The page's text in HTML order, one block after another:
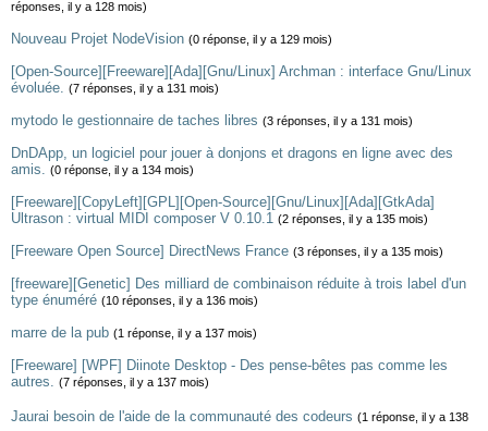
réponses, il y a 128 mois)
Nouveau Projet NodeVision (0 réponse, il y a 129 mois)
[Open-Source][Freeware][Ada][Gnu/Linux] Archman : interface Gnu/Linux
évoluée. (7 réponses, il y a 131 mois)
mytodo le gestionnaire de taches libres (3 réponses, il y a 131 mois)
DnDApp, un logiciel pour jouer à donjons et dragons en ligne avec des
amis. (0 réponse, il y a 134 mois)
[Freeware][CopyLeft][GPL][Open-Source][Gnu/Linux][Ada][GtkAda]
Ultrason : virtual MIDI composer V 0.10.1 (2 réponses, il y a 135 mois)
[Freeware Open Source] DirectNews France (3 réponses, il y a 135 mois)
[freeware][Genetic] Des milliard de combinaison réduite à trois label d'un
type énuméré (10 réponses, il y a 136 mois)
marre de la pub (1 réponse, il y a 137 mois)
[Freeware] [WPF] Diinote Desktop - Des pense-bêtes pas comme les
autres. (7 réponses, il y a 137 mois)
Jaurai besoin de l'aide de la communauté des codeurs (1 réponse, il y a 138